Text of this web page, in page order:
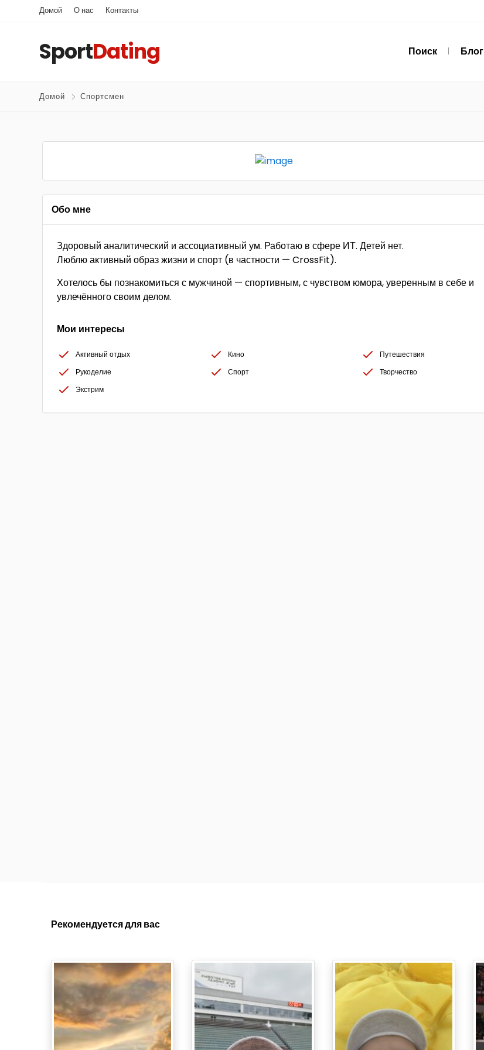
Домой О нас Контакты
SportDating Поиск Блог
Домой Спортсмен
Обо мне
Здоровый аналитический и ассоциативный ум. Работаю в сфере ИТ. Детей нет.
Люблю активный образ жизни и спорт (в частности — CrossFit).
Хотелось бы познакомиться с мужчиной — спортивным, с чувством юмора, уверенным в себе и
увлечённого своим делом.
Мои интересы
Активный отдых Кино
Путешествия
Рукоделие
Спорт
Творчество
Экстрим
Рекомендуется для вас